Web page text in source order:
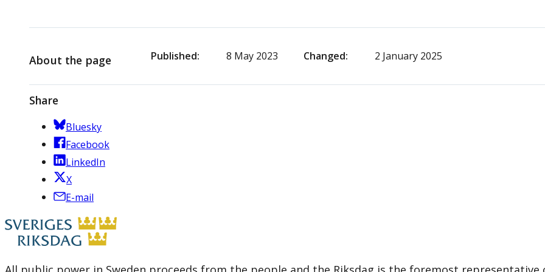
About the page Published 8 May 2023 Changed 2 January 2025
Share
Bluesky
Facebook
LinkedIn
X
E-mail